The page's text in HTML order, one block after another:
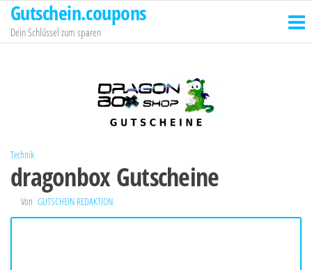
Zum
Inhalt
springen
Gutschein.coupons
Dein Schlüssel zum sparen
Technik
dragonbox Gutscheine
Von GUTSCHEIN REDAKTION